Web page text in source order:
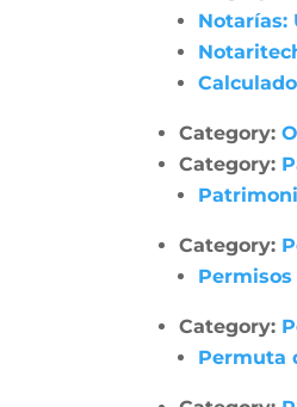
Notarías:
Category:
Category:
Category:
Category:
Permuta